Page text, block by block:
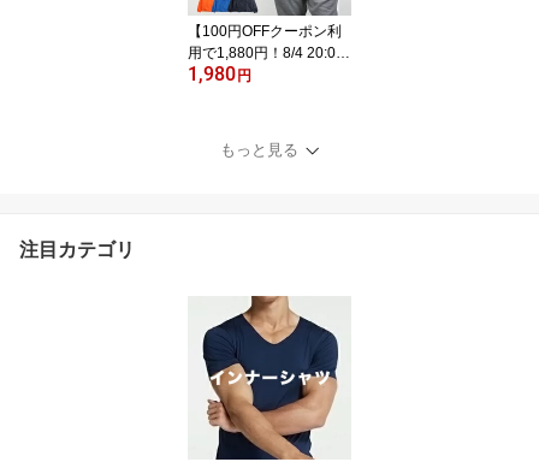
書いて半額クーポン】
【100円OFFクーポン利
用で1,880円！8/4 20:0
0〜8/11 1:59】ウインド
ット ジャンパー ジップ
パーカー フルジップ マ
1,980円
もっと見る
注目カテゴリ